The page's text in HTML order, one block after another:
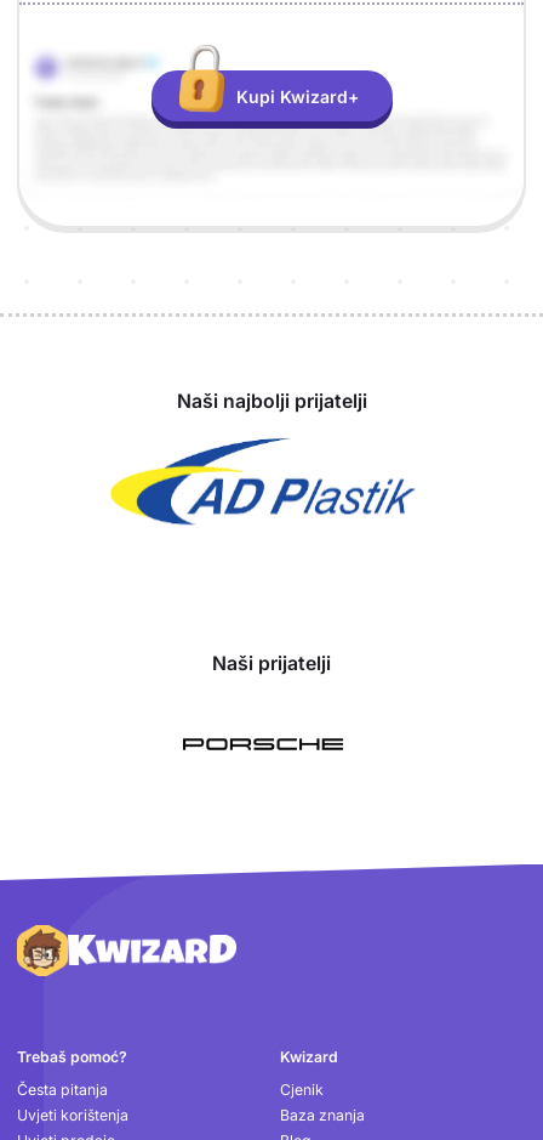
Odgovor
Objašnjenje
Kupi Kwizard+
Naši najbolji prijatelji
Naši prijatelji
Podnožje
Trebaš pomoć?
Česta pitanja
Uvjeti korištenja
Kwizard
Cjenik
Baza znanja